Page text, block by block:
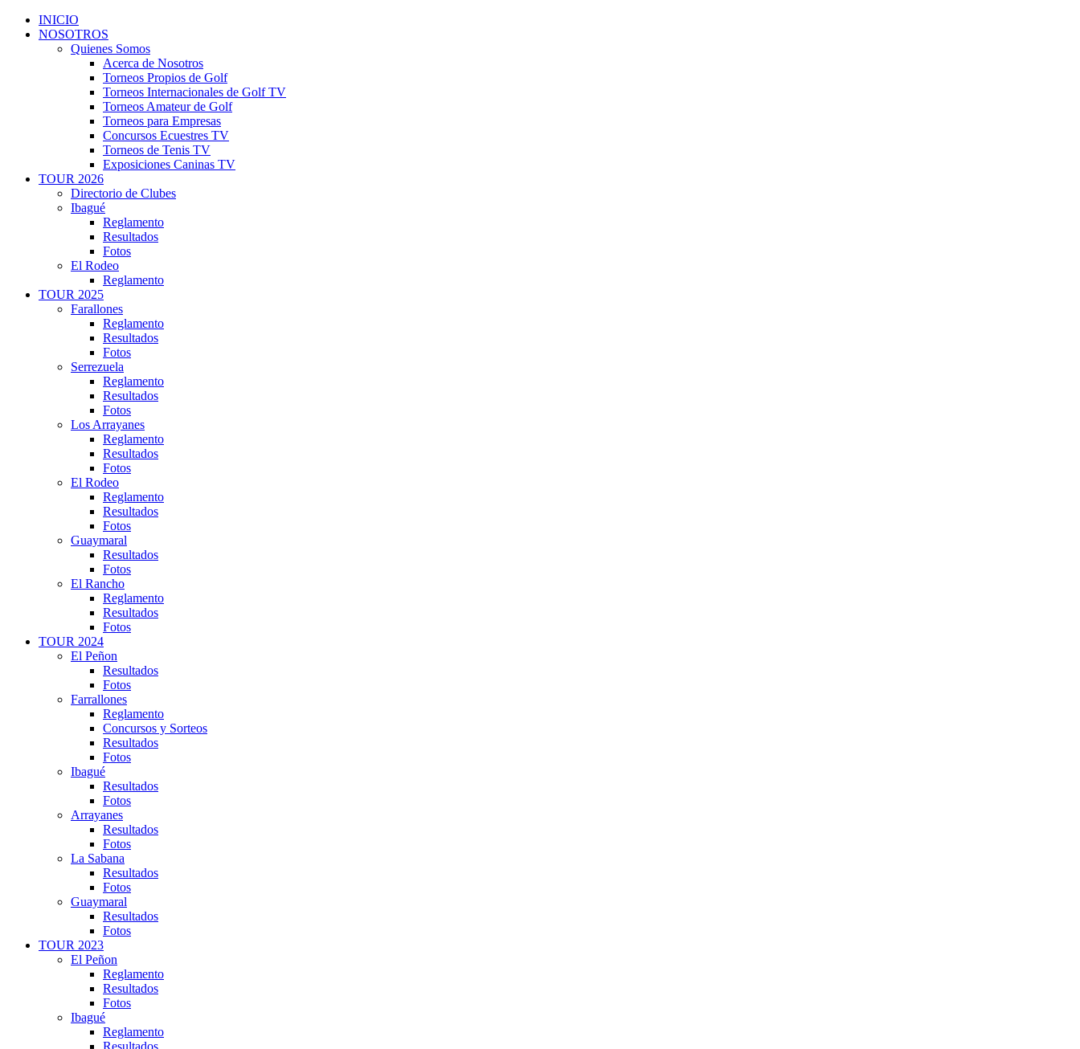
INICIO
NOSOTROS
Quienes Somos
Acerca de Nosotros
Torneos Propios de Golf
Torneos Internacionales de Golf TV
Torneos Amateur de Golf
Torneos para Empresas
Concursos Ecuestres TV
Torneos de Tenis TV
Exposiciones Caninas TV
TOUR 2026
Directorio de Clubes
Ibagué
Reglamento
Resultados
Fotos
El Rodeo
Reglamento
TOUR 2025
Farallones
Reglamento
Resultados
Fotos
Serrezuela
Reglamento
Resultados
Fotos
Los Arrayanes
Reglamento
Resultados
Fotos
El Rodeo
Reglamento
Resultados
Fotos
Guaymaral
Resultados
Fotos
El Rancho
Reglamento
Resultados
Fotos
TOUR 2024
El Peñon
Resultados
Fotos
Farrallones
Reglamento
Concursos y Sorteos
Resultados
Fotos
Ibagué
Resultados
Fotos
Arrayanes
Resultados
Fotos
La Sabana
Resultados
Fotos
Guaymaral
Resultados
Fotos
TOUR 2023
El Peñon
Reglamento
Resultados
Fotos
Ibagué
Reglamento
Resultados